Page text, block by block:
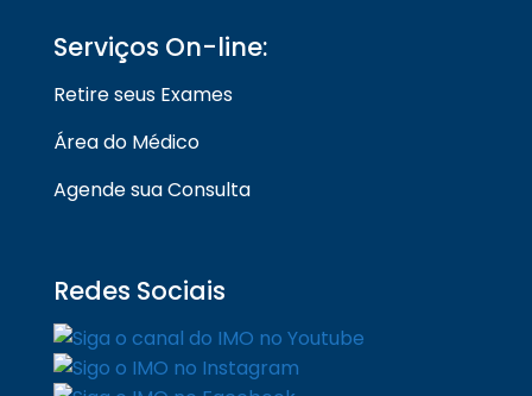
Serviços On-line:
Retire seus Exames
Área do Médico
Agende sua Consulta
Redes Sociais